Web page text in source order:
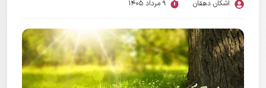
اشکان دهقان 9 مرداد 1405